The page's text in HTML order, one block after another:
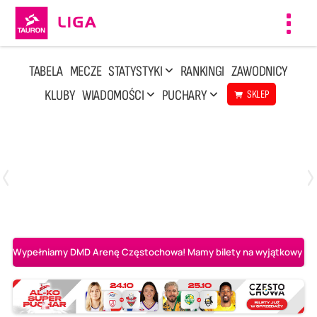
TABELA MECZE STATYSTYKI RANKINGI ZAWODNICY
KLUBY WIADOMOŚCI PUCHARY SKLEP
Wypełniamy DMD Arenę Częstochowa! Mamy bilety na wyjątkowy